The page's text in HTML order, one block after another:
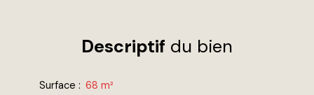
Descriptif du bien
Surface : 68 m²